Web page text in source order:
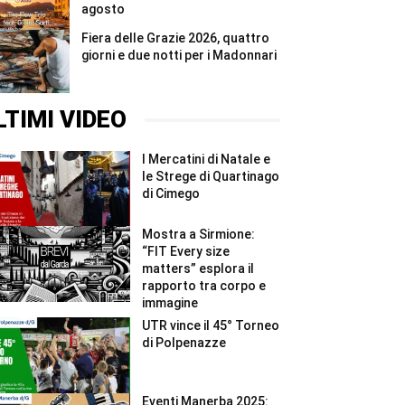
agosto
Fiera delle Grazie 2026, quattro
giorni e due notti per i Madonnari
VIDEO
I Mercatini di Natale e
le Strege di Quartinago
di Cimego
Mostra a Sirmione:
“FIT Every size
matters” esplora il
rapporto tra corpo e
immagine
UTR vince il 45° Torneo
di Polpenazze
Eventi Manerba 2025: